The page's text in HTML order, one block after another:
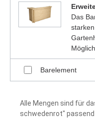
Das
Barelement
Alle Mengen sind für
schwedenrot" passend